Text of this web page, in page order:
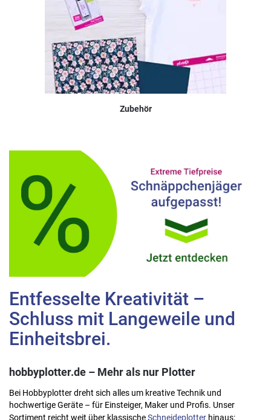
Zubehör
Entfesselte Kreativität –
Schluss mit Langeweile und
Einheitsbrei.
hobbyplotter.de – Mehr als nur Plotter
Bei Hobbyplotter dreht sich alles um kreative Technik und
hochwertige Geräte – für Einsteiger, Maker und Profis. Unser
Sortiment reicht weit über klassischeSchneideplotter hinaus: